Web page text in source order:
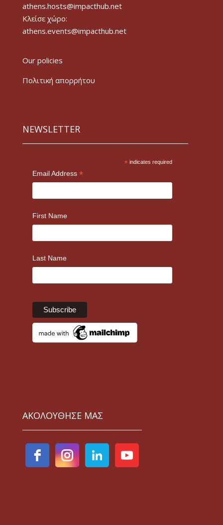
athens.hosts@impacthub.net
Κλείσε χώρο:
athens.events@impacthub.net
Our policies
Πολιτική απορρήτου
NEWSLETTER
* indicates required
Email Address *
First Name
Last Name
ΑΚΟΛΟΥΘΗΣΕ ΜΑΣ